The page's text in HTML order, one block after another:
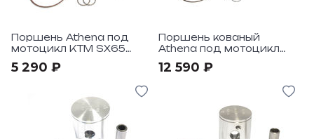
Поршень Athena под
мотоцикл KTM SX65
5 290 ₽
Поршень кованый
Athena под мотоцикл
12 590 ₽